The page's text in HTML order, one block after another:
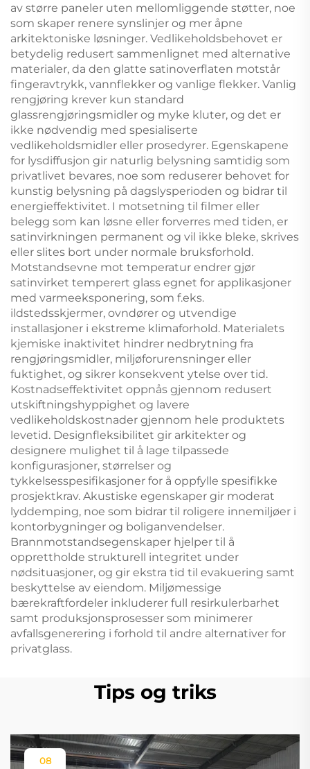
av større paneler uten mellomliggende støtter, noe
som skaper renere synslinjer og mer åpne
arkitektoniske løsninger. Vedlikeholdsbehovet er
betydelig redusert sammenlignet med alternative
materialer, da den glatte satinoverflaten motstår
fingeravtrykk, vannflekker og vanlige flekker. Vanlig
rengjøring krever kun standard
glassrengjøringsmidler og myke kluter, og det er
ikke nødvendig med spesialiserte
vedlikeholdsmidler eller prosedyrer. Egenskapene
for lysdiffusjon gir naturlig belysning samtidig som
privatlivet bevares, noe som reduserer behovet for
kunstig belysning på dagslysperioden og bidrar til
energieffektivitet. I motsetning til filmer eller
belegg som kan løsne eller forverres med tiden, er
satinvirkningen permanent og vil ikke bleke, skrives
eller slites bort under normale bruksforhold.
Motstandsevne mot temperatur endrer gjør
satinvirket temperert glass egnet for applikasjoner
med varmeeksponering, som f.eks.
ildstedsskjermer, ovndører og utvendige
installasjoner i ekstreme klimaforhold. Materialets
kjemiske inaktivitet hindrer nedbrytning fra
rengjøringsmidler, miljøforurensninger eller
fuktighet, og sikrer konsekvent ytelse over tid.
Kostnadseffektivitet oppnås gjennom redusert
utskiftningshyppighet og lavere
vedlikeholdskostnader gjennom hele produktets
levetid. Designfleksibilitet gir arkitekter og
designere mulighet til å lage tilpassede
konfigurasjoner, størrelser og
tykkelsesspesifikasjoner for å oppfylle spesifikke
prosjektkrav. Akustiske egenskaper gir moderat
lyddemping, noe som bidrar til roligere innemiljøer i
kontorbygninger og boliganvendelser.
Brannmotstandsegenskaper hjelper til å
opprettholde strukturell integritet under
nødsituasjoner, og gir ekstra tid til evakuering samt
beskyttelse av eiendom. Miljømessige
bærekraftfordeler inkluderer full resirkulerbarhet
samt produksjonsprosesser som minimerer
avfallsgenerering i forhold til andre alternativer for
privatglass.
Tips og triks
08